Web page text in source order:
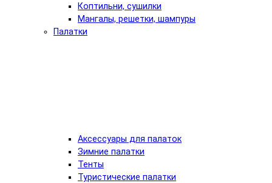
Коптильни, сушилки
Мангалы, решетки, шампуры
Палатки
Аксессуары для палаток
Зимние палатки
Тенты
Туристические палатки